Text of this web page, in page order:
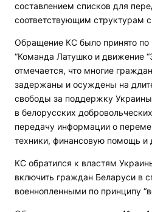
составлением списков для
соответствующим структурам
Обращение КС было принято по
“Команда Латушко и движение
отмечается, что многие
задержаны и осуждены на
свободы за поддержку
в белорусских
передачу информации о
техники, финансовую помощь и
КС обратился к властям
включить граждан Беларуси в
военнопленными по принципу